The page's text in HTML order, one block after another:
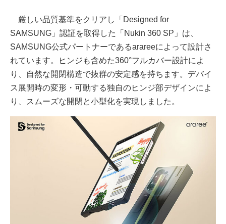
厳しい品質基準をクリアし「Designed for
SAMSUNG」認証を取得した「Nukin 360 SP」は、
SAMSUNG公式パートナーであるarareeによって設計さ
れています。ヒンジも含めた360°フルカバー設計によ
り、自然な開閉構造で抜群の安定感を持ちます。デバイ
ス展開時の変形・可動する独自のヒンジ部デザインによ
り、スムーズな開閉と小型化を実現しました。